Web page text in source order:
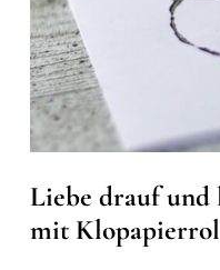
Liebe drauf und
mit